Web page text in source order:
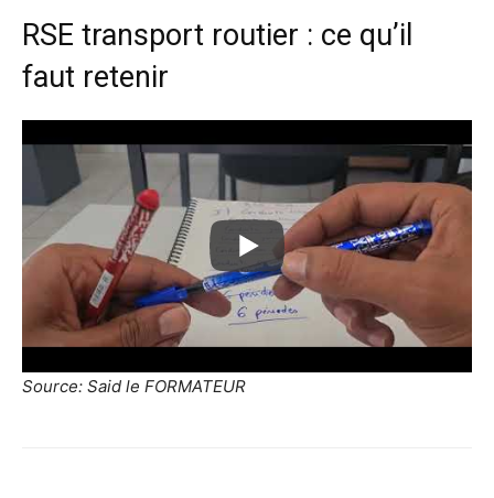
RSE transport routier : ce qu’il
faut retenir
Source: Said le FORMATEUR